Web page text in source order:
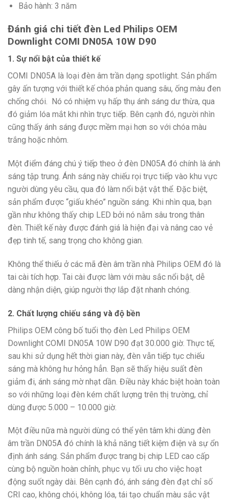
Bảo hành: 3 năm
Đánh giá chi tiết đèn Led Philips OEM
Downlight COMI DN05A 10W D90
1. Sự nổi bật của thiết kế
COMI DN05A là loại đèn âm trần dạng spotlight. Sản phẩm
gây ấn tượng với thiết kế chóa phản quang sâu, ống màu đen
chống chói. Nó có nhiệm vụ hấp thụ ánh sáng dư thừa, qua
đó giảm lóa mắt khi nhìn trực tiếp. Bên cạnh đó, người nhìn
cũng thấy ánh sáng được mềm mại hơn so với chóa màu
trắng hoặc nhôm.
Một điểm đáng chú ý tiếp theo ở đèn DN05A đó chính là ánh
sáng tập trung. Ánh sáng này chiếu rọi trực tiếp vào khu vực
người dùng yêu cầu, qua đó làm nổi bật vật thể. Đặc biệt,
sản phẩm được “giấu khéo” nguồn sáng. Khi nhìn qua, bạn
gần như không thấy chip LED bởi nó nằm sâu trong thân
đèn. Thiết kế này được đánh giá là hiện đại và nâng cao vẻ
đẹp tinh tế, sang trọng cho không gian.
Không thể thiếu ở các mã đèn âm trần nhà Philips OEM đó là
tai cài tích hợp. Tai cài được làm với màu sắc nổi bật, dễ
dàng nhận diện, giúp người thợ lắp đặt nhanh chóng.
2. Chất lượng chiếu sáng và độ bền
Philips OEM công bố tuổi thọ đèn Led Philips OEM
Downlight COMI DN05A 10W D90 đạt 30.000 giờ. Thực tế,
sau khi sử dụng hết thời gian này, đèn vẫn tiếp tục chiếu
sáng mà không hư hỏng hẳn. Bạn sẽ thấy hiệu suất đèn
giảm đi, ánh sáng mờ nhạt dần. Điều này khác biệt hoàn toàn
so với những loại đèn kém chất lượng trên thị trường, chỉ
dùng được 5.000 – 10.000 giờ.
Một điều nữa mà người dùng có thể yên tâm khi dùng đèn
âm trần DN05A đó chính là khả năng tiết kiệm điện và sự ổn
định ánh sáng. Sản phẩm được trang bị chip LED cao cấp
cùng bộ nguồn hoàn chỉnh, phục vụ tối ưu cho việc hoạt
động suốt ngày dài. Bên cạnh đó, ánh sáng đèn đạt chỉ số
CRI cao, không chói, không lóa, tái tạo chuẩn màu sắc vật